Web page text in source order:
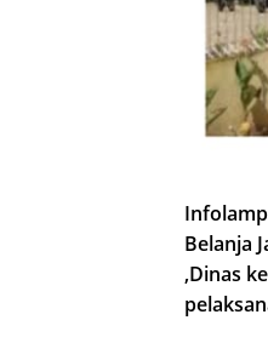
Belanja
,Dinas